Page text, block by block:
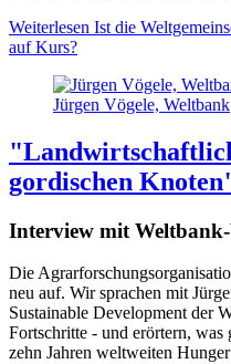
Weiterlesen Ist die
auf Kurs?
Jürgen Vögele, Weltbank
gordischen
Interview mit
Die
neu auf. Wir sprachen mit
Sustainable Development der
Fortschritte - und erörtern, was
zehn Jahren weltweiten